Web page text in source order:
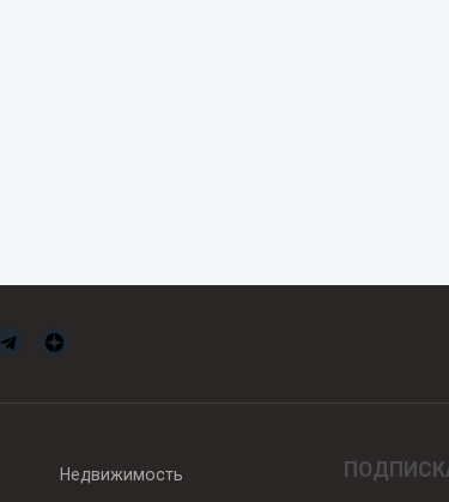
Недвижимость